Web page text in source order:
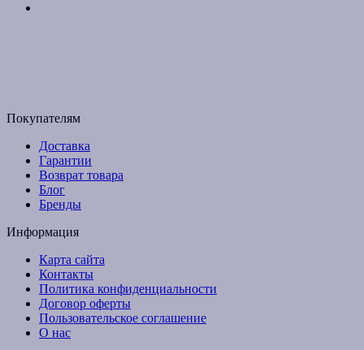
Покупателям
Доставка
Гарантии
Возврат товара
Блог
Бренды
Информация
Карта сайта
Контакты
Политика конфиденциальности
Договор оферты
Пользовательское соглашение
О нас